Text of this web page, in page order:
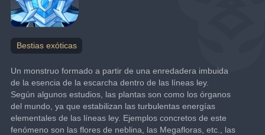
Bestias exóticas
Un monstruo formado a partir de una enredadera imbuida
de la esencia de la escarcha dentro de las líneas ley.
Según algunos estudios, las plantas son como los órganos
del mundo, ya que estabilizan las turbulentas energías
elementales de las líneas ley. Ejemplos concretos de este
fenómeno son las flores de neblina, las Megafloras, etc., las